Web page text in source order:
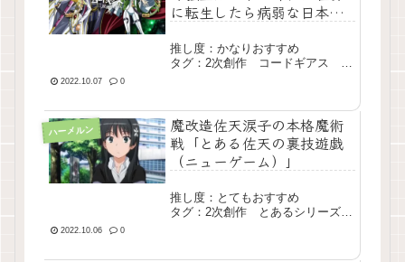
に転生したら病弱な日本人
うしたらいいだろうか」
推し度：かなりおすすめ
タグ：2次創作 コードギアス 長
2022.10.07 0
ハーメルン
魔改造佐天涙子の本格魔術
戦「とある佐天の裏技遊戯
（ニューゲーム）」
推し度：とてもおすすめ
タグ：2次創作 とあるシリーズ
2022.10.06 0